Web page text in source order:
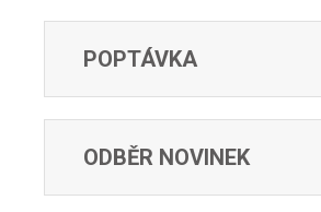
POPTÁVKA
ODBĚR NOVINEK